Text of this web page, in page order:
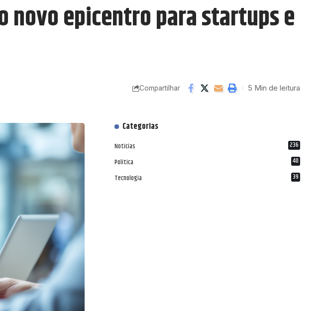
novo epicentro para startups e
Compartilhar 5 Min de leitura
Categorias
Notícias 236
Política 40
Tecnologia 39